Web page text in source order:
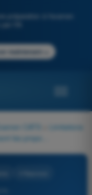
préparation à l'examen
maintenant
CATS
Limitations